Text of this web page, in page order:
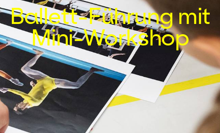
Ballett-Führung mit
Mini-Workshop